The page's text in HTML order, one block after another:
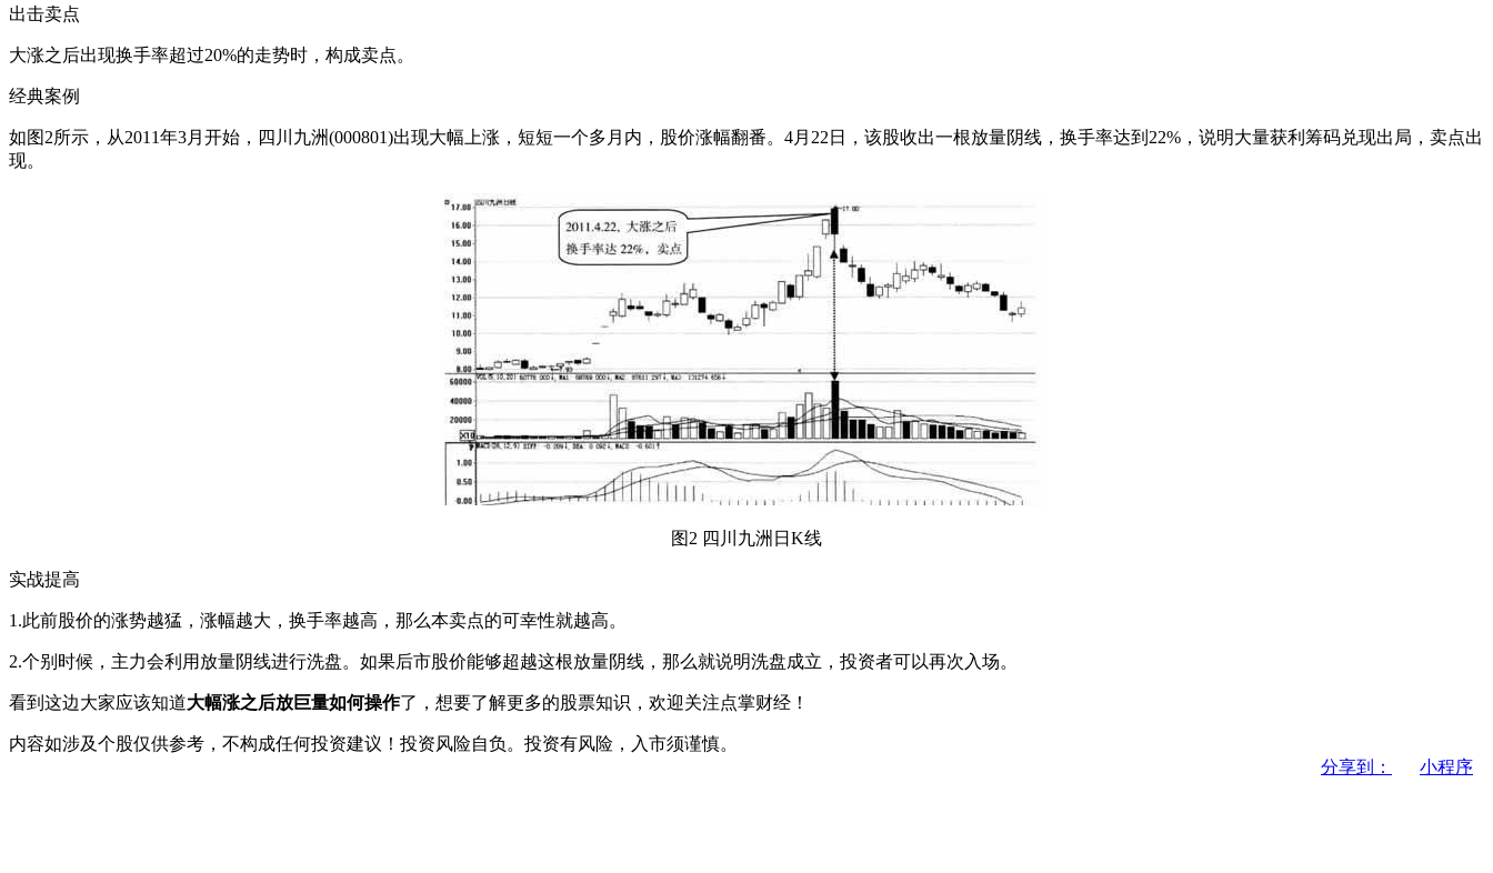
出击卖点
大涨之后出现换手率超过20%的走势时，构成卖点。
经典案例
如图2所示，从2011年3月开始，四川九洲(000801)出现大幅上涨，短短一个多月内，股价涨幅翻番。4月22日，该股收出一根放量阴线，换手率达到22%，说明大量获利筹码兑现出局，卖点出
现。
图2 四川九洲日K线
实战提高
1.此前股价的涨势越猛，涨幅越大，换手率越高，那么本卖点的可幸性就越高。
2.个别时候，主力会利用放量阴线进行洗盘。如果后市股价能够超越这根放量阴线，那么就说明洗盘成立，投资者可以再次入场。
看到这边大家应该知道大幅涨之后放巨量如何操作了，想要了解更多的股票知识，欢迎关注点掌财经！
内容如涉及个股仅供参考，不构成任何投资建议！投资风险自负。投资有风险，入市须谨慎。
分享到：
小程序